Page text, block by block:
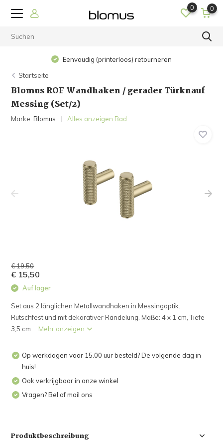
0 0
Eenvoudig (printerloos) retourneren
Startseite
Blomus ROF Wandhaken / gerader Türknauf
Messing (Set/2)
Marke:Blomus Alles anzeigen Bad
€ 19,50
€ 15,50
Auf lager
Set aus 2 länglichen Metallwandhaken in Messingoptik.
Rutschfest und mit dekorativer Rändelung. Maße: 4 x 1 cm, Tiefe
3,5 cm.... Mehr anzeigen
Op werkdagen voor 15.00 uur besteld? De volgende dag in
huis!
Ook verkrijgbaar in onze winkel
Vragen? Bel of mail ons
Produktbeschreibung